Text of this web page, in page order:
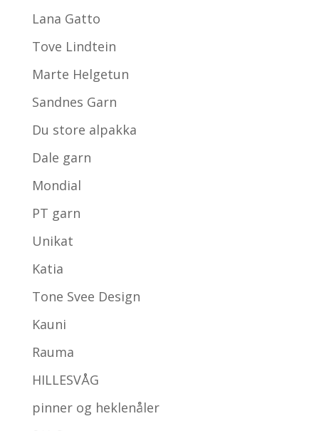
Lana Gatto
Tove Lindtein
Marte Helgetun
Sandnes Garn
Du store alpakka
Dale garn
Mondial
PT garn
Unikat
Katia
Tone Svee Design
Kauni
Rauma
HILLESVÅG
pinner og heklenåler